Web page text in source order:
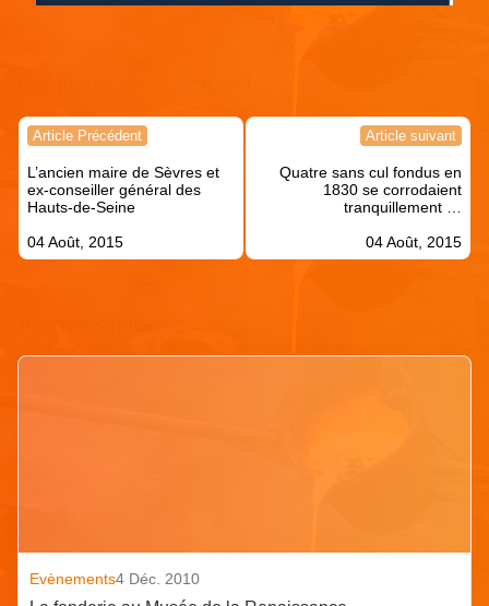
Navigation
l’article
Article Précédent
L’ancien maire de Sèvres et
ex-conseiller général des
Hauts-de-Seine
04 Août, 2015
Article suivant
Quatre sans cul fondus en
1830 se corrodaient
tranquillement …
04 Août, 2015
Evènements4 Déc. 2010